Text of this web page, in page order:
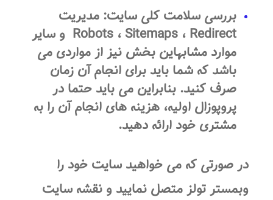
بررسی سلامت کلی سایت: مدیریت
Robots ، Sitemaps ، Redirect و سایر
موارد مشابهاین بخش نیز از مواردی می
باشد که شما باید برای انجام آن زمان
صرف کنید. بنابراین می باید حتما در
پروپوزال اولیه، هزینه های انجام آن را به
مشتری خود ارائه دهید.
در صورتی که می خواهید سایت خود را
وبمستر تولز متصل نمایید و نقشه سایت